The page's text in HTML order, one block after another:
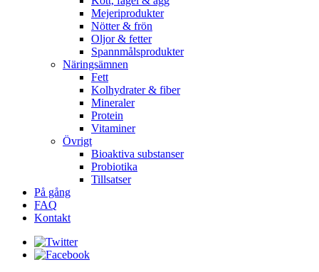
Mejeriprodukter
Nötter & frön
Oljor & fetter
Spannmålsprodukter
Näringsämnen
Fett
Kolhydrater & fiber
Mineraler
Protein
Vitaminer
Övrigt
Bioaktiva substanser
Probiotika
Tillsatser
På gång
FAQ
Kontakt